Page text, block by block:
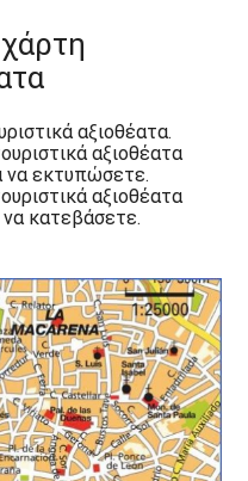
αξιοθέατα.
αξιοθέατα
να εκτυπώσετε.
αξιοθέατα
να κατεβάσετε.